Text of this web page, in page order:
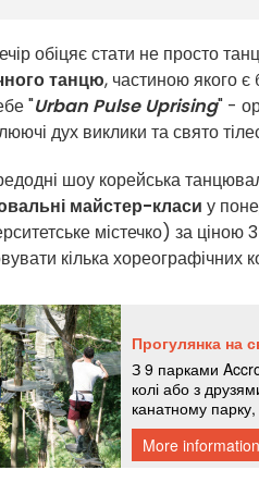
обіцяє стати не просто
танцю, частиною якого є
"Urban Pulse Uprising" -
дух виклики та свято
шоу корейська
майстер-класи у
містечко) за
кілька